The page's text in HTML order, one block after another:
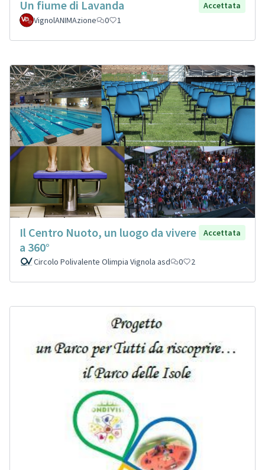
Un fiume di Lavanda
Accettata
VignolANIMAzione
0 1
Il Centro Nuoto, un luogo da vivere
a 360°
Accettata
Circolo Polivalente Olimpia Vignola asd 0 2